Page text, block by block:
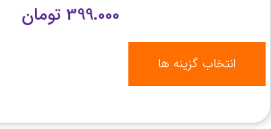
399.000 تومان
انتخاب گزینه ها